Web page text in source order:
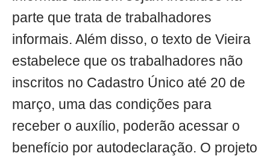
parte que trata de trabalhadores
informais. Além disso, o texto de Vieira
estabelece que os trabalhadores não
inscritos no Cadastro Único até 20 de
março, uma das condições para
receber o auxílio, poderão acessar o
benefício por autodeclaração. O projeto